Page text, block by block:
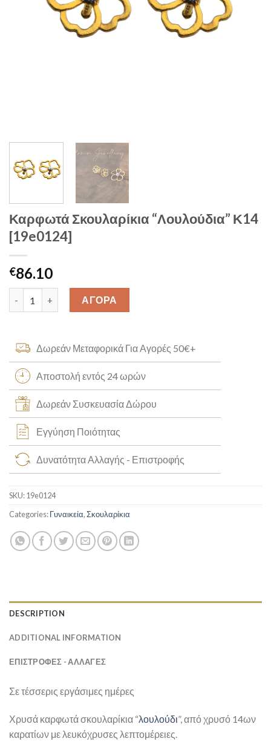
Καρφωτά Σκουλαρίκια “Λουλούδια” Κ14
[19e0124]
€86.10
Καρφωτά Σκουλαρίκια “Λουλούδια” Κ14 [19e0124] quantity
ΑΓΟΡΑ
Δωρεάν Μεταφορικά Για Αγορές 50€+
Αποστολή εντός 24 ωρών
Δωρεάν Συσκευασία Δώρου
Εγγύηση Ποιότητας
Δυνατότητα Αλλαγής - Επιστροφής
SKU:19e0124
Categories:Γυναικεία,Σκουλαρίκια
DESCRIPTION
ADDITIONAL INFORMATION
ΕΠΙΣΤΡΟΦΕΣ - ΑΛΛΑΓΕΣ
Σε τέσσερις εργάσιμες ημέρες
Χρυσά καρφωτά σκουλαρίκια “λουλούδι”, από χρυσό 14ων
καρατίων με λευκόχρυσες λεπτομέρειες.